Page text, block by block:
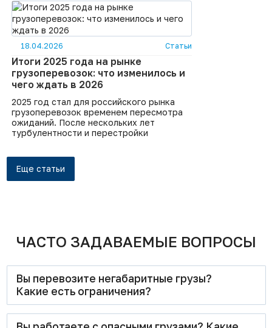
прямыми финансовыми потерями вплоть
до конфискации товара . Специалисты
выделяют три самые распространённые
и финансово опасные ошибки при
растаможке товаров. Рассмотрим
каждую подробно. Ошибка №1.
Неправильный код ТН ВЭД Код ТН ВЭД
— это «паспорт» товара
18.04.2026 Статьи
Итоги 2025 года на рынке
грузоперевозок: что изменилось и
чего ждать в 2026
2025 год стал для российского рынка
грузоперевозок временем пересмотра
ожиданий. После нескольких лет
турбулентности и перестройки
транспорт, а сам объём груза . По
данным Росстата, по итогам 12 месяцев
прошлого года грузооборот транспорта
Еще статьи
ЧАСТО ЗАДАВАЕМЫЕ ВОПРОСЫ
Вы перевозите негабаритные грузы?
Какие есть ограничения?